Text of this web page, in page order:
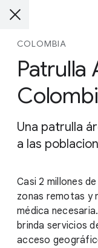
COLOMBIA
Patrulla
Una patrulla
a las
Casi 2 millones
zonas remotas y
médica
brinda servicios
acceso